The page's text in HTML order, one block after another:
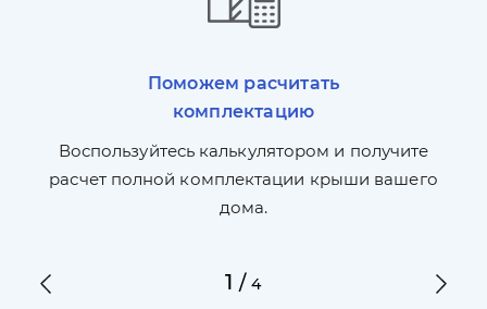
Поможем расчитать
комплектацию
Воспользуйтесь калькулятором и получите
расчет полной комплектации крыши вашего
дома.
1 /4